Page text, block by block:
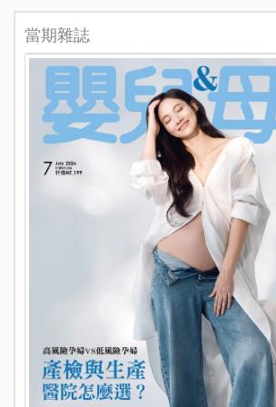
當期雜誌